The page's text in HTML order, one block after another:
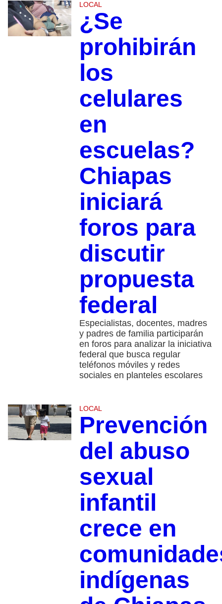
LOCAL
¿Se
prohibirán
los
celulares
en
escuelas?
Chiapas
iniciará
foros para
discutir
propuesta
federal
Especialistas, docentes, madres
y padres de familia participarán
en foros para analizar la iniciativa
federal que busca regular
teléfonos móviles y redes
sociales en planteles escolares
LOCAL
Prevención
del abuso
sexual
infantil
crece en
indígenas